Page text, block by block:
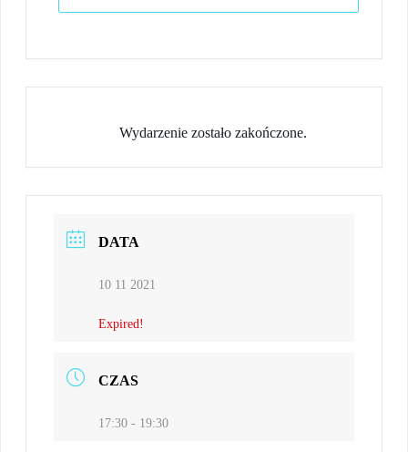
Wydarzenie zostało zakończone.
DATA
10 11 2021
Expired!
CZAS
17:30 - 19:30